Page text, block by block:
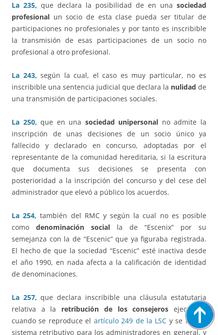
La 235, que declara la posibilidad de en una sociedad
profesional un socio de esta clase pueda ser titular de
participaciones no profesionales y por tanto es inscribible
la transmisión de esas participaciones de un socio no
profesional a otro profesional.
La 243, según la cual, el caso es muy particular, no es
inscribible una sentencia judicial que declara la nulidad de
una transmisión de participaciones sociales.
La 250, que en una sociedad unipersonal no admite la
inscripción de unas decisiones de un socio único ya
fallecido y declarado en concurso, adoptadas por el
representante de la comunidad hereditaria, si la escritura
que documenta sus decisiones se presenta con
posterioridad a la inscripción del concurso y del cese del
administrador que elevó a público los acuerdos.
La 254, también del RMC y según la cual no es posible
como denominación social la de “Escenix” por su
semejanza con la de “Escenic” que ya figuraba registrada.
El hecho de que la sociedad “Escenic” esté inactiva desde
el año 1990, en nada afecta a la calificación de identidad
de denominaciones.
La 257, que declara inscribible una cláusula estatutaria
relativa a la retribución de los consejeros ejecutivos
cuando se reproduce el artículo 249 de la LSC y se fija un
sistema retributivo para los administradores en general, y